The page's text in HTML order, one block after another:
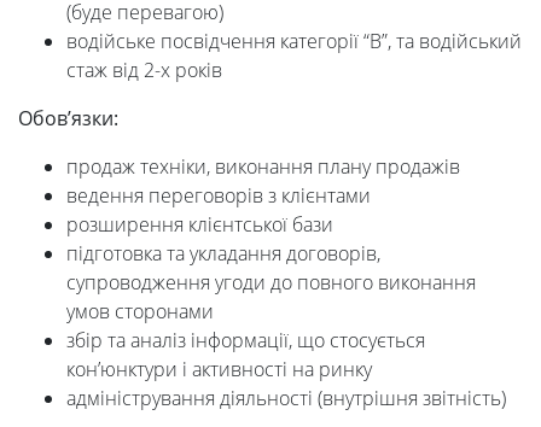
(буде перевагою)
водійське посвідчення категорії “В”, та водійський
стаж від 2-х років
Обов’язки:
продаж техніки, виконання плану продажів
ведення переговорів з клієнтами
розширення клієнтської бази
підготовка та укладання договорів,
супроводження угоди до повного виконання
умов сторонами
збір та аналіз інформації, що стосується
кон’юнктури і активності на ринку
адміністрування діяльності (внутрішня звітність)